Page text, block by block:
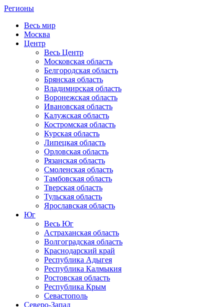
Регионы
Весь мир
Москва
Центр
Весь Центр
Московская область
Белгородская область
Брянская область
Владимирская область
Воронежская область
Ивановская область
Калужская область
Костромская область
Курская область
Липецкая область
Орловская область
Рязанская область
Смоленская область
Тамбовская область
Тверская область
Тульская область
Ярославская область
Юг
Весь Юг
Астраханская область
Волгоградская область
Краснодарский край
Республика Адыгея
Республика Калмыкия
Ростовская область
Республика Крым
Севастополь
Северо-Запад